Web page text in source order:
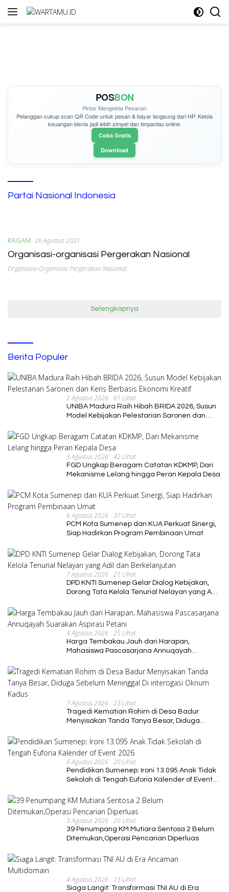
Langsung
POSBON
Pintar Mengelola Pesanan
Pelanggan cukupscan QR Codeuntuk pesan & bayar langsung dari HP. Kelola
keuangan bisnis jadi lebih simpel dan terpantau online.
Coba Gratis
Download
Partai Nasional Indonesia
RAGAM 26 Agustus 2021
Organisasi-organisasi Pergerakan Nasional
Organisasi-Organisasi Pergerakan Nasional
Selengkapnya
Berita Populer
2 Agustus 2026 61 Lihat
UNIBA Madura Raih Hibah BRIDA 2026, Susun
Model Kebijakan Pelestarian Saronen dan
3 Agustus 2026 42 Lihat
FGD Ungkap Beragam Catatan KDKMP, Dari
Mekanisme Lelang hingga Peran Kepala Desa
6 Agustus 2026 37 Lihat
PCM Kota Sumenep dan KUA Perkuat Sinergi,
Siap Hadirkan Program Pembinaan Umat
7 Agustus 2026 27 Lihat
DPD KNTI Sumenep Gelar Dialog Kebijakan,
Dorong Tata Kelola Tenurial Nelayan yang Adil
4 Agustus 2026 25 Lihat
Harga Tembakau Jauh dari Harapan,
Mahasiswa Pascasarjana Annuqayah
7 Agustus 2026 23 Lihat
Tragedi Kematian Rohim di Desa Badur
Menyisakan Tanda Tanya Besar, Diduga
Kadus
6 Agustus 2026 20 Lihat
Pendidikan Sumenep: Ironi 13.095 Anak Tidak
Sekolah di Tengah Euforia Kalender of Event
3 Agustus 2026 20 Lihat
39 Penumpang KM Mutiara Sentosa 2 Belum
Ditemukan,Operasi Pencarian Diperluas
4 Agustus 2026 13 Lihat
Siaga Langit: Transformasi TNI AU di Era